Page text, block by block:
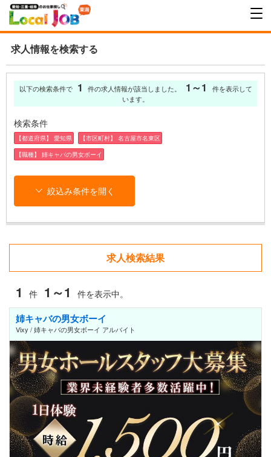
求人情報を検索する
以下の検索条件で 1 件の求人情報が該当しました。 1～1
件を表示して
います。
検索条件
【都道府県】 愛知県
【市区町村】 名古屋市名東区
【職種】 姉キャバの男女ボーイ
絞込み条件を開く
求人検索結果
1 件 1～1 件を表示中。
姉キャバの男女ボーイ
Vixy / 姉キャバの男女ボーイ アルバイト